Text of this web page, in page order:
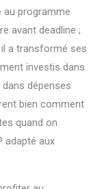
au programme
avant deadline ;
a transformé ses
investis dans
dépenses
bien comment
quand on
adapté aux